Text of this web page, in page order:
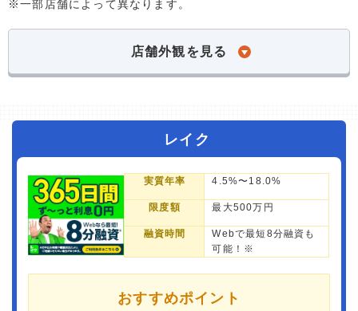
※一部店舗によって異なります。
店舗外観を見る
レイク
実質年率 4.5%〜18.0%
限度額 最大500万円
融資時間
Webで最短8分融資も
可能！※
おすすめポイント